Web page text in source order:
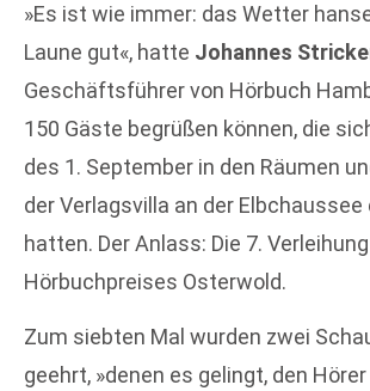
»Es ist wie immer: das Wetter
Laune gut«, hatte Johannes
Geschäftsführer von Hörbuch
150 Gäste begrüßen können, die
des 1. September in den Räumen
der Verlagsvilla an der
hatten. Der Anlass: Die 7.
Hörbuchpreises Osterwold.
Zum siebten Mal wurden zwei
geehrt, »denen es gelingt, den Hörer